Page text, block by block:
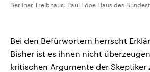
Berliner Treibhaus: Paul Löbe Haus des
Bei den Befürwortern herrscht
Bisher ist es ihnen nicht
kritischen Argumente der Skeptiker